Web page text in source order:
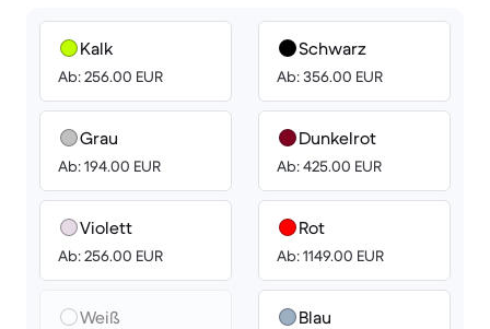
Kalk
Ab: 256.00 EUR
Grau
Ab: 194.00 EUR
Violett
Ab: 256.00 EUR
Weiß
Schwarz
Ab: 356.00 EUR
Dunkelrot
Ab: 425.00 EUR
Rot
Ab: 1149.00 EUR
Blau